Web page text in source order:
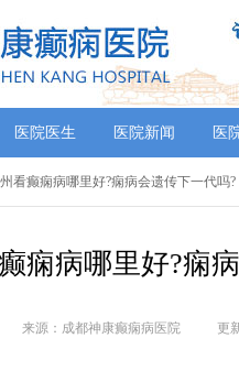
医院医生 医院新闻 医
看癫痫病哪里好?痫病会遗传下一代吗?
痫病哪里好?痫
来源：成都神康癫痫病医院 更